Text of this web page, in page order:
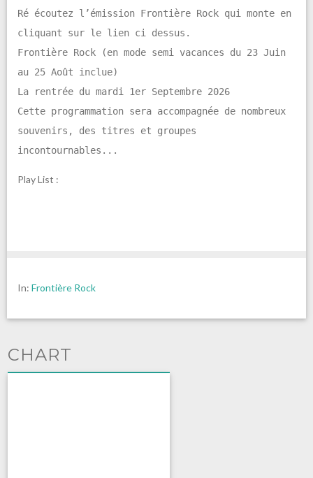
Ré écoutez l’émission Frontière Rock qui monte en
cliquant sur le lien ci dessus.
Frontière Rock (en mode semi vacances du 23 Juin
au 25 Août inclue)
La rentrée du mardi 1er Septembre 2026
Cette programmation sera accompagnée de nombreux
souvenirs, des titres et groupes
incontournables...
Play List :
In: Frontière Rock
CHART